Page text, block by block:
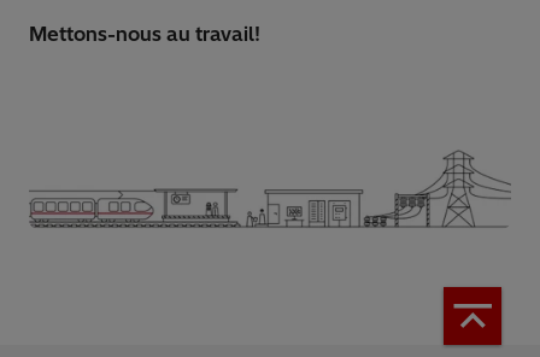
Mettons-nous au travail!